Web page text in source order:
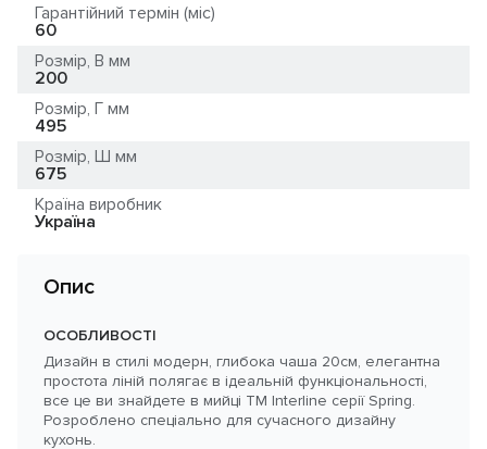
Гарантійний термін (міс)
60
Розмір, В мм
200
Розмір, Г мм
495
Розмір, Ш мм
675
Країна виробник
Україна
Опис
ОСОБЛИВОСТІ
Дизайн в стилі модерн, глибока чаша 20см, елегантна
простота ліній полягає в ідеальній функціональності,
все це ви знайдете в мийці ТМ Interline серії Spring.
Розроблено спеціально для сучасного дизайну
кухонь.